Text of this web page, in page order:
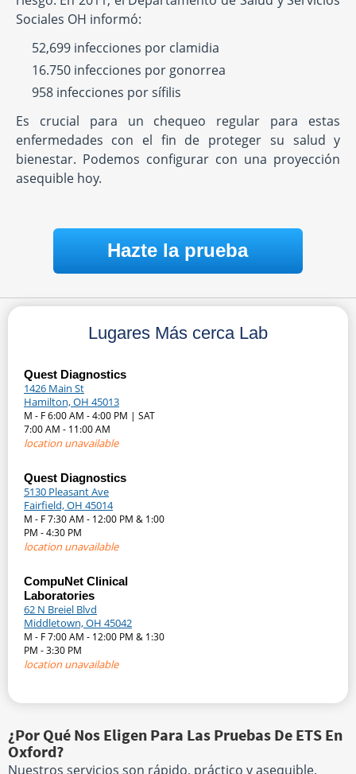
Sociales OH informó:
52,699 infecciones por clamidia
16.750 infecciones por gonorrea
958 infecciones por sífilis
Es crucial para un chequeo regular para estas
enfermedades con el fin de proteger su salud y
bienestar. Podemos configurar con una proyección
asequible hoy.
Hazte la prueba
Lugares Más cerca Lab
Quest Diagnostics
1426 Main St
Hamilton, OH 45013
M - F 6:00 AM - 4:00 PM | SAT
7:00 AM - 11:00 AM
location unavailable
Quest Diagnostics
5130 Pleasant Ave
Fairfield, OH 45014
M - F 7:30 AM - 12:00 PM & 1:00
PM - 4:30 PM
location unavailable
CompuNet Clinical
Laboratories
62 N Breiel Blvd
Middletown, OH 45042
M - F 7:00 AM - 12:00 PM & 1:30
PM - 3:30 PM
location unavailable
¿Por Qué Nos Eligen Para Las Pruebas De ETS En
Oxford?
Nuestros servicios son rápido, práctico y asequible.